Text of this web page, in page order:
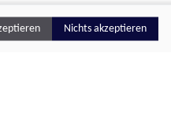
Nichts akzeptieren